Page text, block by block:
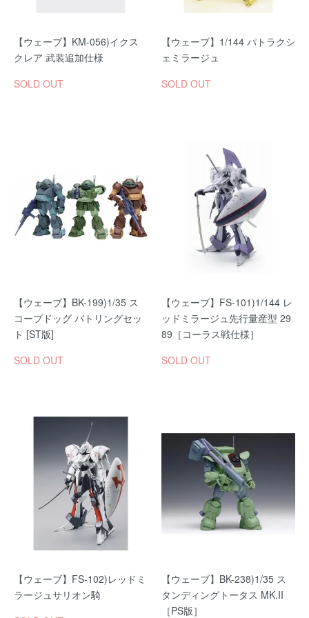
【ウェーブ】KM-056)イクス
クレア 武装追加仕様
SOLD OUT
【ウェーブ】1/144 パトラクシ
ェミラージュ
SOLD OUT
【ウェーブ】BK-199)1/35 ス
コープドッグ バトリングセッ
ト [ST版]
SOLD OUT
【ウェーブ】FS-101)1/144 レ
ッドミラージュ先行量産型 29
89［コーラス戦仕様］
SOLD OUT
【ウェーブ】FS-102)レッドミ
ラージュサリオン騎
【ウェーブ】BK-238)1/35 ス
タンディングトータス MK.II
［PS版］